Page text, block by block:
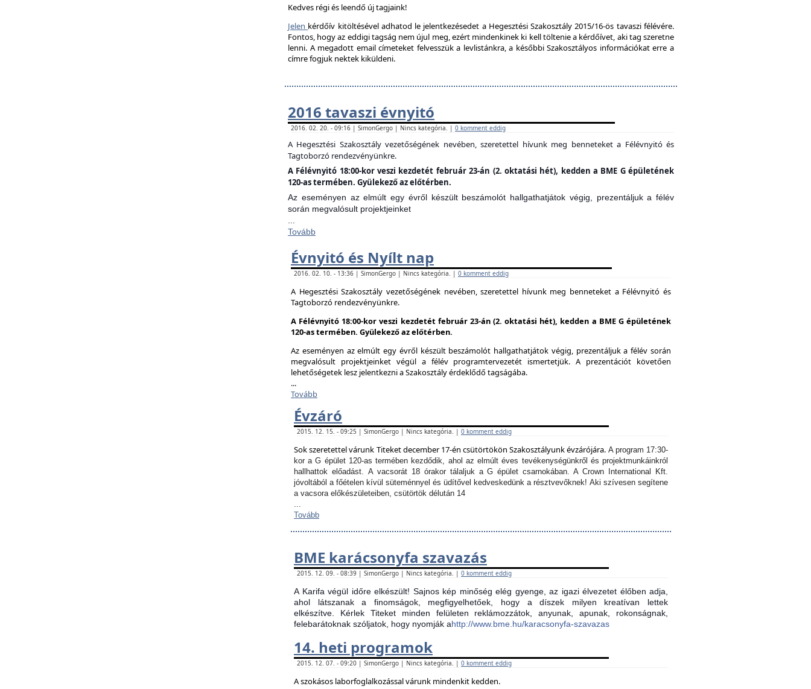
Kedves régi és leendő új tagjaink!
Jelen kérdőív kitöltésével adhatod le jelentkezésedet a Hegesztési Szakosztály 2015/16-ös tavaszi félévére.
Fontos, hogy az eddigi tagság nem újul meg, ezért mindenkinek ki kell töltenie a kérdőívet, aki tag szeretne
lenni. A megadott email címeteket felvesszük a levlistánkra, a későbbi Szakosztályos információkat erre a
címre fogjuk nektek kiküldeni.
2016 tavaszi évnyitó
2016. 02. 20. - 09:16 | SimonGergo | Nincs kategória. | 0 komment eddig
A Hegesztési Szakosztály vezetőségének nevében, szeretettel hívunk meg benneteket a Félévnyitó és
Tagtoborzó rendezvényünkre.
A Félévnyitó 18:00-kor veszi kezdetét február 23-án (2. oktatási hét), kedden a BME G épületének
120-as termében. Gyülekező az előtérben.
Az eseményen az elmúlt egy évről készült beszámolót hallgathatjátok végig, prezentáljuk a félév
során megvalósult projektjeinket
Tovább
Évnyitó és Nyílt nap
2016. 02. 10. - 13:36 | SimonGergo | Nincs kategória. | 0 komment eddig
A Hegesztési Szakosztály vezetőségének nevében, szeretettel hívunk meg benneteket a Félévnyitó és
Tagtoborzó rendezvényünkre.
A Félévnyitó 18:00-kor veszi kezdetét február 23-án (2. oktatási hét), kedden a BME G épületének
120-as termében. Gyülekező az előtérben.
Az eseményen az elmúlt egy évről készült beszámolót hallgathatjátok végig, prezentáljuk a félév során
megvalósult projektjeinket végül a félév programtervezetét ismertetjük.A prezentációt követően
lehetőségetek lesz jelentkezni a Szakosztály érdeklődő tagságába.
...
Tovább
Évzáró
2015. 12. 15. - 09:25 | SimonGergo | Nincs kategória. | 0 komment eddig
Sok szeretettel várunk Titeket december 17-én csütörtökön Szakosztályunk évzárójára. A program 17:30-
kor a G épület 120-as termében kezdődik, ahol az elmúlt éves tevékenységünkről és projektmunkáinkról
hallhattok előadást. A vacsorát 18 órakor tálaljuk a G épület csarnokában. A Crown International Kft.
jóvoltából a főételen kívül süteménnyel és üdítővel kedveskedünk a résztvevőknek! Aki szívesen segítene
a vacsora előkészületeiben, csütörtök délután 14
...
Tovább
BME karácsonyfa szavazás
2015. 12. 09. - 08:39 | SimonGergo | Nincs kategória. | 0 komment eddig
A Karifa végül időre elkészült! Sajnos kép minőség elég gyenge, az igazi élvezetet élőben adja,
ahol látszanak a finomságok, megfigyelhetőek, hogy a díszek milyen kreatívan lettek
elkészítve. Kérlek Titeket minden felületen reklámozzátok, anyunak, apunak, rokonságnak,
felebarátoknak szóljatok, hogy nyomják ahttp://www.bme.hu/karacsonyfa-szavazas
14. heti programok
2015. 12. 07. - 09:20 | SimonGergo | Nincs kategória. | 0 komment eddig
A szokásos laborfoglalkozással várunk mindenkit kedden.